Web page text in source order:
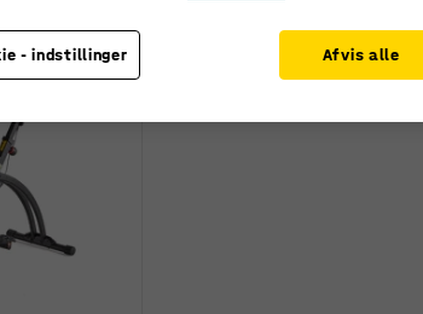
- indstillinger Afvis alle